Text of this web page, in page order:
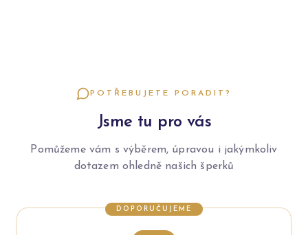
POTŘEBUJETE PORADIT?
Jsme tu pro vás
Pomůžeme vám s výběrem, úpravou i jakýmkoliv
dotazem ohledně našich šperků
DOPORUČUJEME